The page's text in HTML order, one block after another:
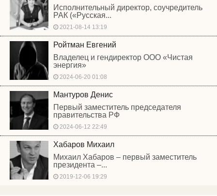
Исполнительный директор, соучредитель
РАК («Русская...
2021-08-14 13:19
Ройтман Евгений
Владелец и гендиректор ООО «Чистая
энергия»
2024-06-20 01:08
Мантуров Денис
Первый заместитель председателя
правительства РФ
2024-06-12 22:49
Хабаров Михаил
Михаил Хабаров – первый заместитель
президента –...
2019-12-06 19:29